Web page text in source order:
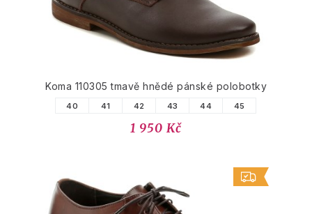
Koma 110305 tmavě hnědé pánské polobotky
40 41 42 43 44 45
1 950 Kč